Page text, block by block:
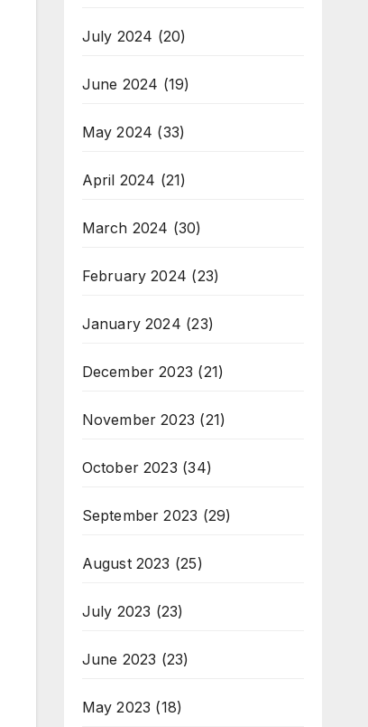
July 2024 (20)
June 2024 (19)
May 2024 (33)
April 2024 (21)
March 2024 (30)
February 2024 (23)
January 2024 (23)
December 2023 (21)
November 2023 (21)
October 2023 (34)
September 2023 (29)
August 2023 (25)
July 2023 (23)
June 2023 (23)
May 2023 (18)